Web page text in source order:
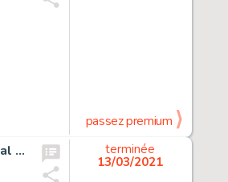
passez premium
Mémoires d'Outre Espace Gare au Plitch Planche 6 (Pilote #32, 1977). Enki Bilal Mémoires d'Outre Espace Gare au Plitch Story Page 6 Original Art (Pilote #32, 1977).
terminée
13/03/2021